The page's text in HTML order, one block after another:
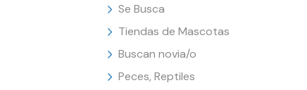
Se Busca
Tiendas de Mascotas
Buscan novia/o
Peces, Reptiles